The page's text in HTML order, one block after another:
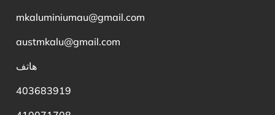
mkaluminiumau@gmail.com
austmkalu@gmail.com
هاتف
403683919